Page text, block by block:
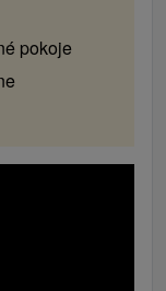
pokoje